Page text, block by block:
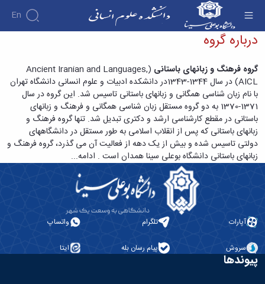
En
دانشکده
درباره
دانشکده
تاریخچه
ریاست
دانشکده
رؤسای
پیشین
آلبوم
دانشکده
آموزشی
معاونت
پژوهشی
آموزش
آموزش
تقویم
آموزشی
دروس
ارائه
شده
برنامه
نیمسال
دوره
کارشناسی
فرم
ها
پژوهش
پژوهش
اولویت
های
پژوهشی
فرم
های
آزمایشگاه
نشریات
فصل
نامه
افراد
اساتید
اساتید
دانشکده
اساتید
بازنشسته
گروه
های
آموزشی
گروه
های
آموزشی
ایران
معارف
اسلامی
درباره فرهنگ باستان - دانشکده علوم انسانی
درباره گروه
گروه فرهنگ و زبانهای باستانی (
Ancient Iranian and Languages,
AICL
) در سال 1344-1343در دانشکده ادبیات و علوم انسانی دانشگاه تهران
با نام زبان شناسی همگانی و زبانهای باستانی تاسیس شد. این گروه در سال
1371-1370 به دو گروه مستقل زبان شناسی همگانی و فرهنگ و زبانهای
باستانی در مقطع کارشناسی ارشد و دکتری تبدیل شد. تنها گروه فرهنگ و
زبانهای باستانی که پس از انقلاب اسلامی به طور مستقل در دانشگاههای
دولتی تاسیس شده و بیش از یک دهه از فعالیت آن می گذرد، گروه فرهنگ و
زبانهای باستانی دانشگاه بوعلی سینا همدان است . ادامه...
آپارات تلگرام واتساپ
سروش پیام رسان بله ایتا
پیوندها